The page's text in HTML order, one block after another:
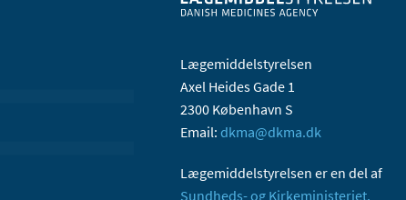
Lægemiddelstyrelsen
Axel Heides Gade 1
2300 København S
Email: dkma@dkma.dk
Lægemiddelstyrelsen er en del af
Sundheds- og Kirkeministeriet.